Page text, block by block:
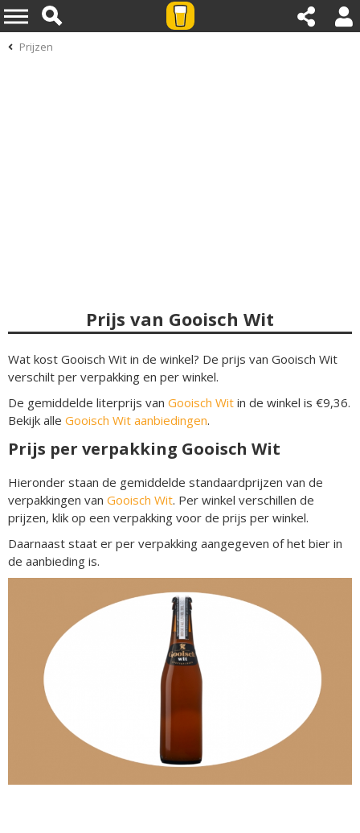
Prijzen
Prijs van Gooisch Wit
Wat kost Gooisch Wit in de winkel? De prijs van Gooisch Wit
verschilt per verpakking en per winkel.
De gemiddelde literprijs van Gooisch Wit in de winkel is €9,36.
Bekijk alle Gooisch Wit aanbiedingen.
Prijs per verpakking Gooisch Wit
Hieronder staan de gemiddelde standaardprijzen van de
verpakkingen van Gooisch Wit. Per winkel verschillen de
prijzen, klik op een verpakking voor de prijs per winkel.
Daarnaast staat er per verpakking aangegeven of het bier in
de aanbieding is.